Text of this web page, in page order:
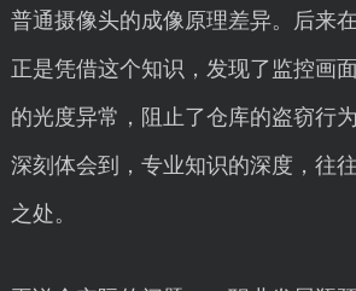
普通摄像头的成像原理差异。后来
正是凭借这个知识，发现了监控画
的光度异常，阻止了仓库的盗窃行
深刻体会到，专业知识的深度，往
之处。